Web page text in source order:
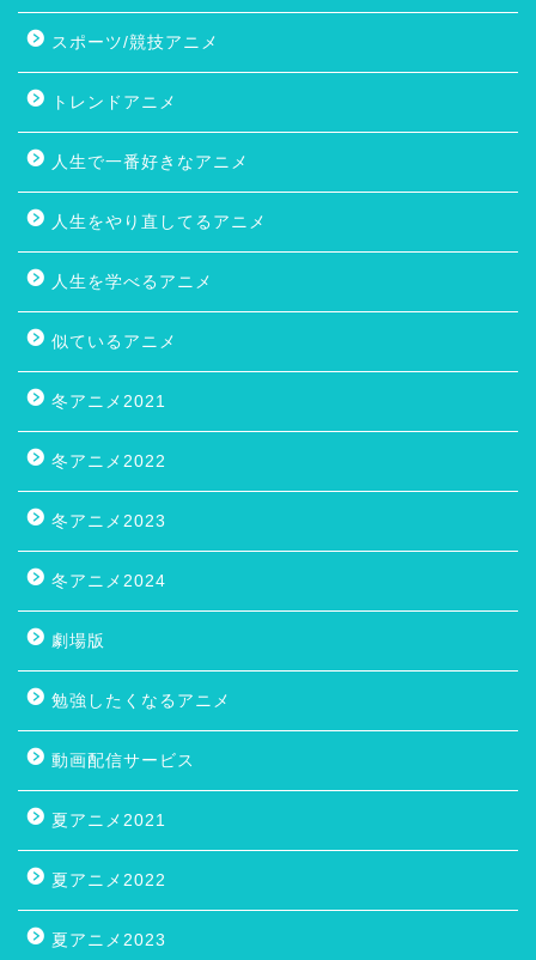
スポーツ/競技アニメ
トレンドアニメ
人生で一番好きなアニメ
人生をやり直してるアニメ
人生を学べるアニメ
似ているアニメ
冬アニメ2021
冬アニメ2022
冬アニメ2023
冬アニメ2024
劇場版
勉強したくなるアニメ
動画配信サービス
夏アニメ2021
夏アニメ2022
夏アニメ2023